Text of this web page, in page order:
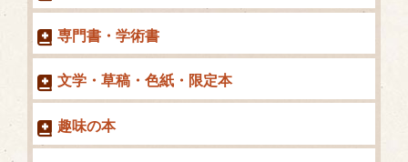
専門書・学術書
文学・草稿・色紙・限定本
趣味の本